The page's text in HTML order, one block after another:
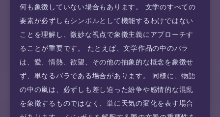
何も象徴していない場合もあります。 文学のすべての
要素が必ずしもシンボルとして機能するわけではない
ことを理解し、微妙な視点で象徴主義にアプローチす
ることが重要です。 たとえば、文学作品の中のバラ
は、愛、情熱、欲望、その他の抽象的な概念を象徴せ
ず、単なるバラである場合があります。 同様に、物語
の中の嵐は、必ずしも差し迫った紛争や感情的な混乱
を象徴するものではなく、単に天気の変化を表す場合